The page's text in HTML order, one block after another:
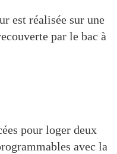
est réalisée sur une
par le bac à
pour loger deux
avec la